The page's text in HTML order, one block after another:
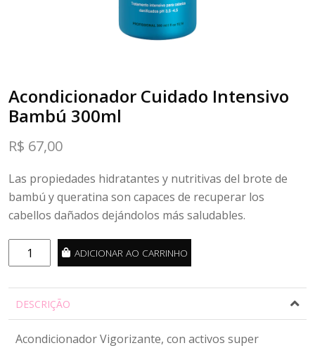
Acondicionador Cuidado Intensivo
Bambú 300ml
R$ 67,00
Las propiedades hidratantes y nutritivas del brote de
bambú y queratina son capaces de recuperar los
cabellos dañados dejándolos más saludables.
Condicionador
Intensive
Bambu
300ml
quantidade
ADICIONAR AO CARRINHO
DESCRIÇÃO
Acondicionador Vigorizante, con activos super